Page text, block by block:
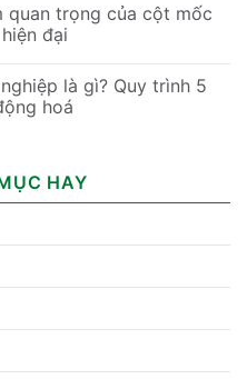
quan trọng của cột mốc
đại
là gì? Quy trình 5
hoá
HAY